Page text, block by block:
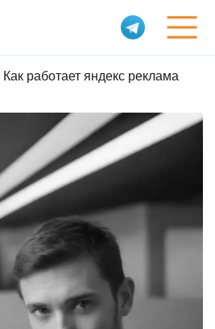
Услуги
Обо мне
Портфолио
Статьи
Контакты
Как работает яндекс реклама